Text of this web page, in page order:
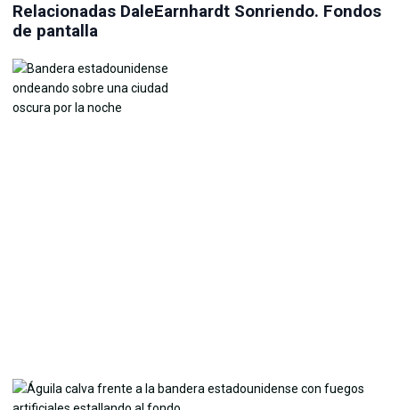
Relacionadas DaleEarnhardt Sonriendo. Fondos
de pantalla